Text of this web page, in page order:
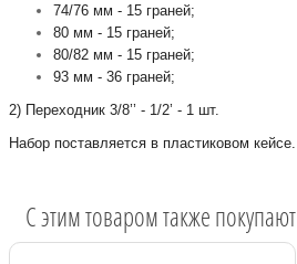
74/76 мм - 15 граней;
80 мм - 15 граней;
80/82 мм - 15 граней;
93 мм - 36 граней;
2) Переходник 3/8’’ - 1/2’ - 1 шт.
Набор поставляется в пластиковом кейсе.
C этим товаром также покупают